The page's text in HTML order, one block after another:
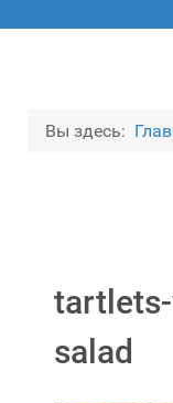
Вы здесь:
salad